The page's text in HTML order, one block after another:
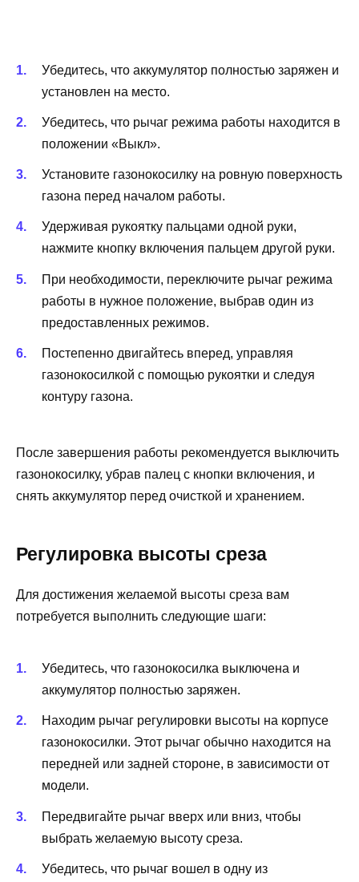
Убедитесь, что аккумулятор полностью заряжен и
установлен на место.
Убедитесь, что рычаг режима работы находится в
положении «Выкл».
Установите газонокосилку на ровную поверхность
газона перед началом работы.
Удерживая рукоятку пальцами одной руки,
нажмите кнопку включения пальцем другой руки.
При необходимости, переключите рычаг режима
работы в нужное положение, выбрав один из
предоставленных режимов.
Постепенно двигайтесь вперед, управляя
газонокосилкой с помощью рукоятки и следуя
контуру газона.
После завершения работы рекомендуется выключить
газонокосилку, убрав палец с кнопки включения, и
снять аккумулятор перед очисткой и хранением.
Регулировка высоты среза
Для достижения желаемой высоты среза вам
потребуется выполнить следующие шаги:
Убедитесь, что газонокосилка выключена и
аккумулятор полностью заряжен.
Находим рычаг регулировки высоты на корпусе
газонокосилки. Этот рычаг обычно находится на
передней или задней стороне, в зависимости от
модели.
Передвигайте рычаг вверх или вниз, чтобы
выбрать желаемую высоту среза.
Убедитесь, что рычаг вошел в одну из